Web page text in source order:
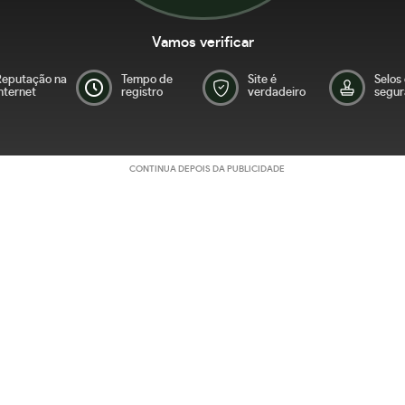
Vamos verificar
na
Tempo de
registro
Site é
verdadeiro
Selos
CONTINUA DEPOIS DA PUBLICIDADE